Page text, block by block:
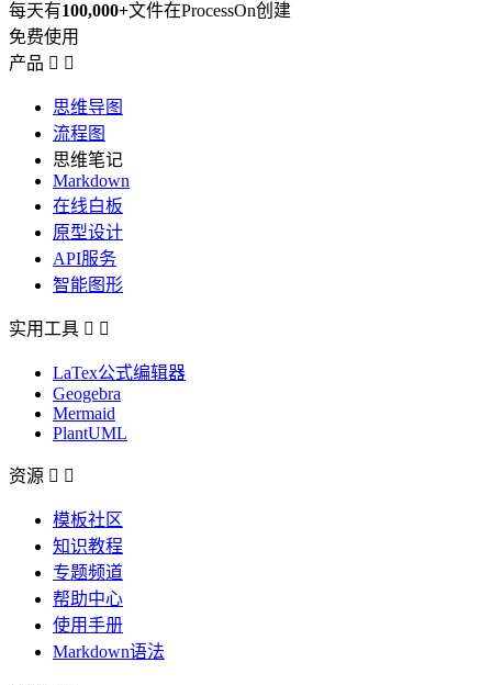
每天有100,000+文件在ProcessOn创建
免费使用
产品  
思维导图
流程图
思维笔记
Markdown
在线白板
原型设计
API服务
智能图形
实用工具  
LaTex公式编辑器
Geogebra
Mermaid
PlantUML
资源  
模板社区
知识教程
专题频道
帮助中心
使用手册
Markdown语法